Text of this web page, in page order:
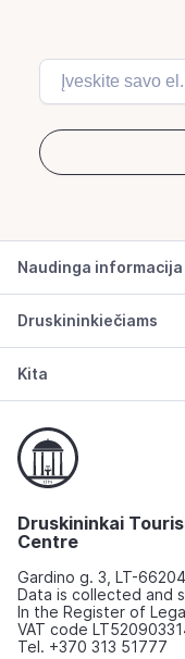
Naudinga informacija
Druskininkiečiams
Kita
Druskininkai
Centre
Gardino g. 3, LT-
Data is collected and
In the Register of
VAT code
Tel. +370 313 51777